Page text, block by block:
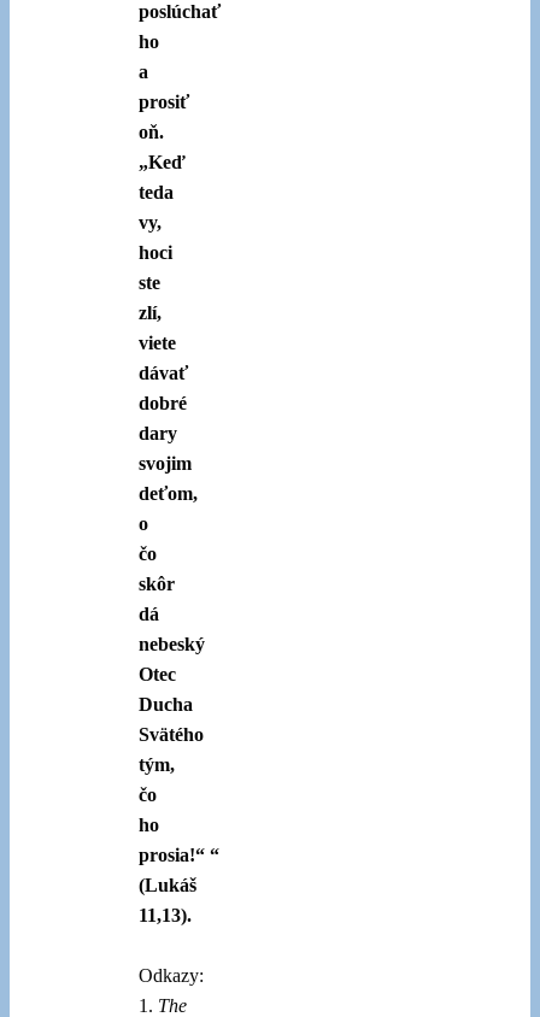
poslúchať
ho
a
prosiť
oň.
„Keď
teda
vy,
hoci
ste
zlí,
viete
dávať
dobré
dary
svojim
deťom,
o
čo
skôr
dá
nebeský
Otec
Ducha
Svätého
tým,
čo
ho
prosia!“ “
(Lukáš
11,13).
Odkazy:
1. The